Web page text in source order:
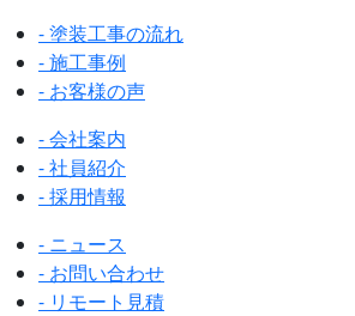
- 塗装工事の流れ
- 施工事例
- お客様の声
- 会社案内
- 社員紹介
- 採用情報
- ニュース
- お問い合わせ
- リモート見積